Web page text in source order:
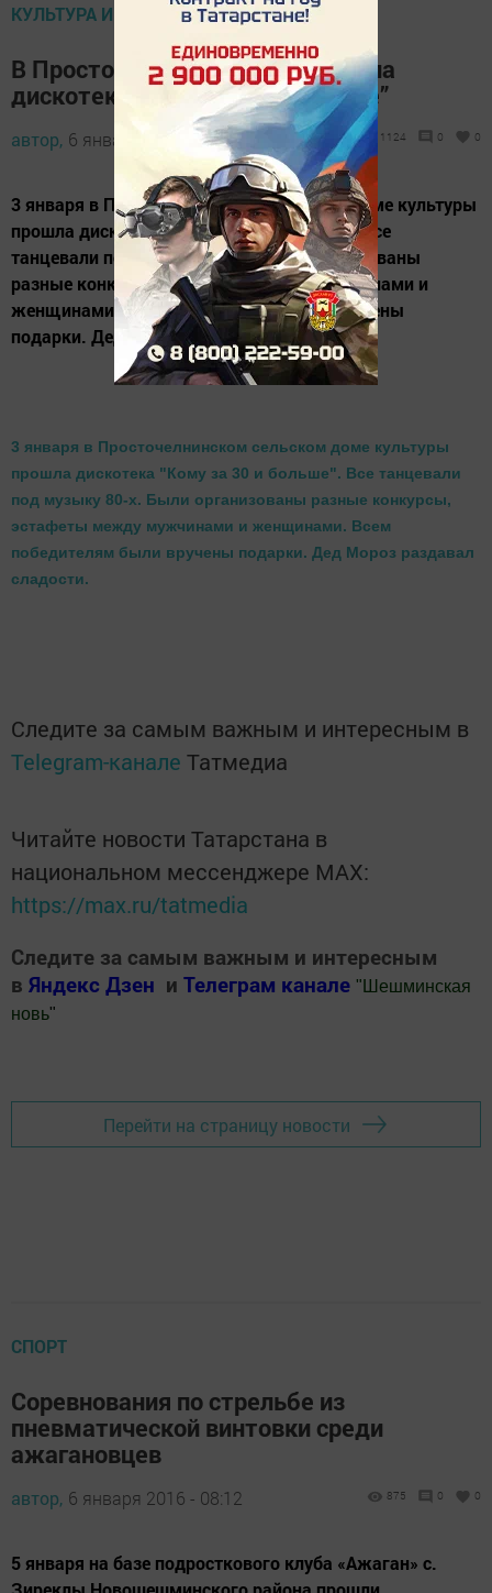
КУЛЬТУРА И ИСКУСТВО
В Просточелнинском СДК прошла
дискотека “Кому за 30 и больше”
автор, 6 января 2016 - 08:21 1124 0 0
3 января в Просточелнинском сельском доме культуры
прошла дискотека "Кому за 30 и больше". Все
танцевали под музыку 80-х. Были организованы
разные конкурсы, эстафеты между мужчинами и
женщинами. Всем победителям были вручены
подарки. Дед Мороз раздавал сладости.
3 января в Просточелнинском сельском доме культуры
прошла дискотека "Кому за 30 и больше". Все танцевали
под музыку 80-х. Были организованы разные конкурсы,
эстафеты между мужчинами и женщинами. Всем
победителям были вручены подарки. Дед Мороз раздавал
сладости.
Следите за самым важным и интересным в
Telegram-канале Татмедиа
Читайте новости Татарстана в
национальном мессенджере MАХ:
https://max.ru/tatmedia
Следите за самым важным и интересным
в Яндекс Дзен и Телеграм канале " Шешминская
новь"
Перейти на страницу новости
СПОРТ
Соревнования по стрельбе из
пневматической винтовки среди
ажагановцев
автор, 6 января 2016 - 08:12 875 0 0
5 января на базе подросткового клуба «Ажаган» с.